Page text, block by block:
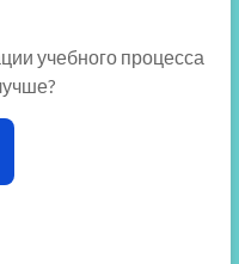
учебного процесса